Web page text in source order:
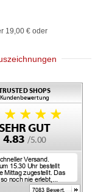
19,00 € oder